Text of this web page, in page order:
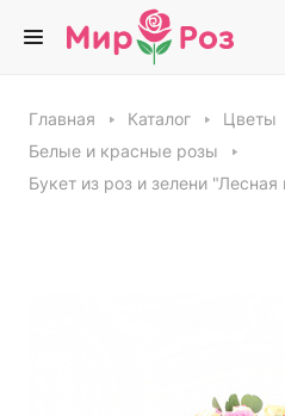
Главная Каталог Цветы
Белые и красные розы
Букет из роз и зелени "Лесная